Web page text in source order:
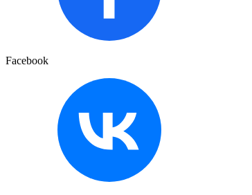
Facebook